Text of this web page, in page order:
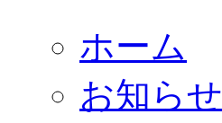
ホーム
お知らせ